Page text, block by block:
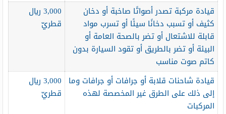
قيادة مركبة تصدر أصواتًا صاخبة أو دخان
كثيف أو تسبب دخانًا سيئًا أو تسرب مواد
قابلة للاشتعال أو تضر بالصحة العامة أو
البيئة أو تضر بالطريق أو تقود السيارة بدون
كاتم صوت مناسب
3,000 ريال
قطريّ
قيادة شاحنات قلابة أو جرافات أو جرافات وما
إلى ذلك على الطرق غير المخصصة لهذه
المركبات
3,000 ريال
قطريّ